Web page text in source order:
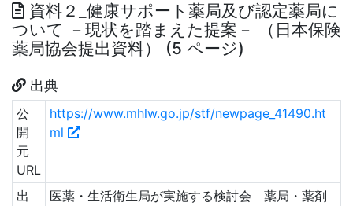
資料２_健康サポート薬局及び認定薬局に
ついて －現状を踏まえた提案－ （日本保険
薬局協会提出資料） (5 ページ)
出典
公
開
元
URL
https://www.mhlw.go.jp/stf/newpage_41490.ht
ml
出
医薬・生活衛生局が実施する検討会 薬局・薬剤